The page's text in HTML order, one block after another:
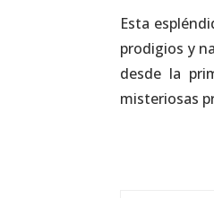
Esta
prodigios y
desde la
misteriosas